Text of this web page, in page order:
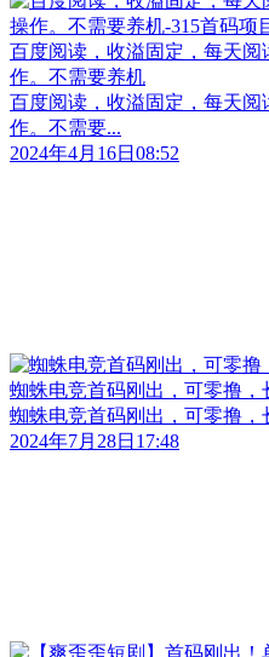
百度阅读，收溢固定，每天
作。不需要养机
百度阅读，收溢固定，每天
作。不需要...
2024年4月16日08:52
蜘蛛电竞首码刚出，可零撸，
蜘蛛电竞首码刚出，可零撸，
2024年7月28日17:48